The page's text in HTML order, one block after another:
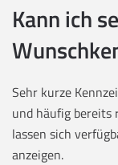
Kann ich
Sehr kurze
und häufig bereits
lassen sich
anzeigen.